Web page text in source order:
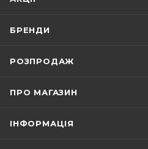
БРЕНДИ
РОЗПРОДАЖ
ПРО МАГАЗИН
ІНФОРМАЦІЯ